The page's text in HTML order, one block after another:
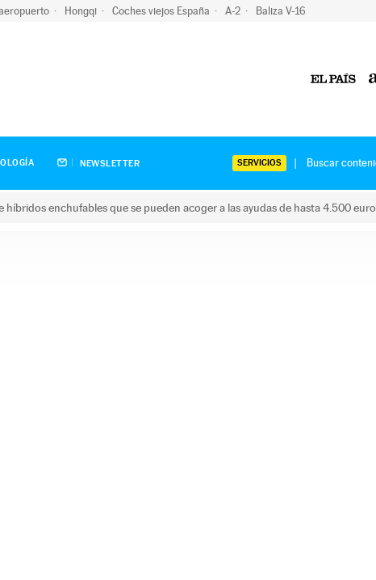
Hongqi Coches viejos España A-2 Baliza V-16
NEWSLETTER SERVICIOS
enchufables que se pueden acoger a las ayudas de hasta 4.500 euro